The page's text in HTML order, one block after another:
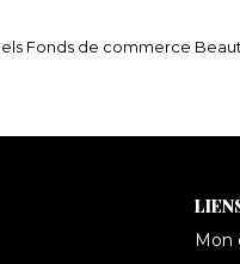
Fonds de commerce
Mon